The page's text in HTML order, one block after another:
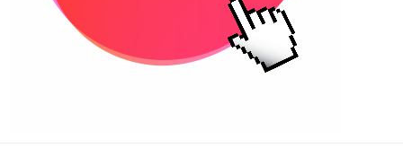
Несессеры и косметички
Сумки дорожные